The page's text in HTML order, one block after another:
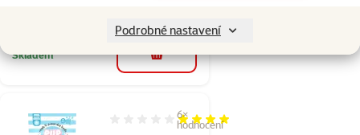
Podrobné nastavení
Skladem do košíku
Hodnocení 80%, počet hodnocení: 6
6×
hodnocení